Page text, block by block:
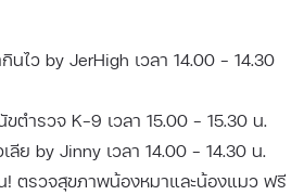
ไว by JerHigh เวลา 14.00 – 14.30
ตำรวจ K-9 เวลา 15.00 – 15.30 น.
ย by Jinny เวลา 14.00 – 14.30 น.
! ตรวจสุขภาพน้องหมาและน้องแมว ฟรี